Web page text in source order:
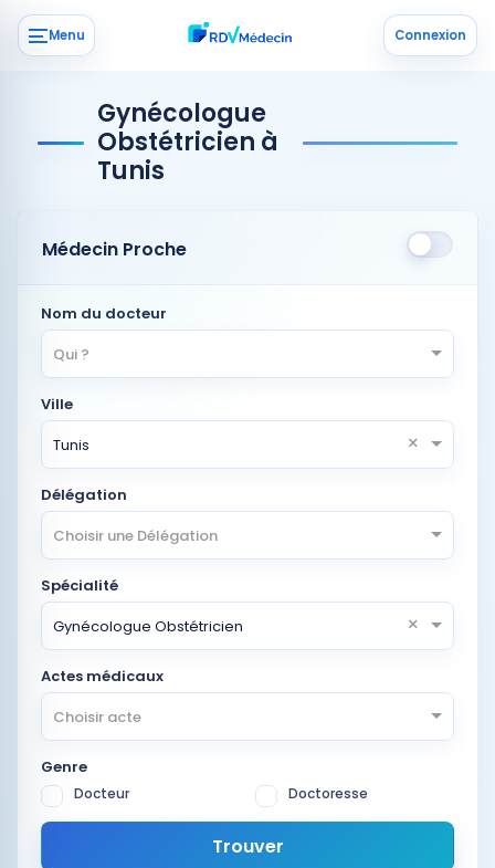
Menu Connexion
Gynécologue
Obstétricien à
Tunis
Médecin Proche
Nom du docteur
Qui ?
Ville
Tunis
×
Délégation
Choisir une Délégation
Spécialité
Gynécologue Obstétricien
×
Actes médicaux
Choisir acte
Genre
Docteur Doctoresse
Trouver